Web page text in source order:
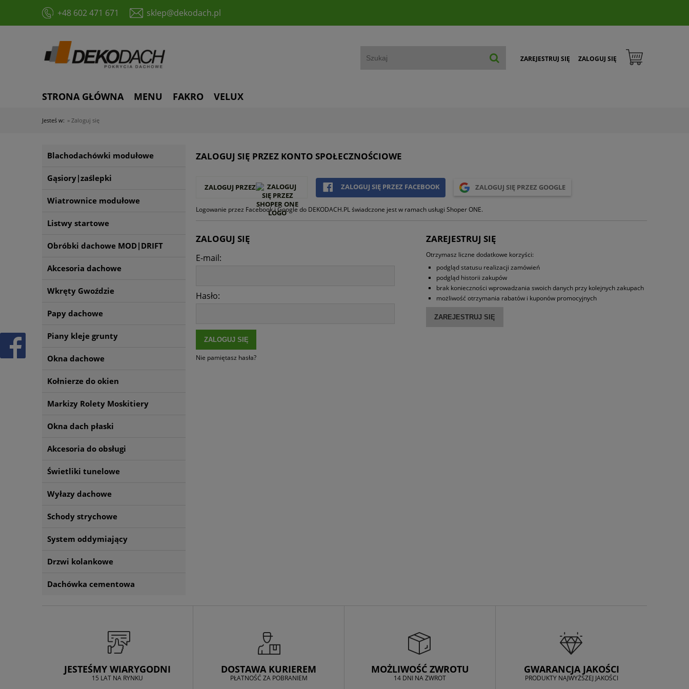
+48 602 471 671 sklep@dekodach.pl
ZAREJESTRUJ SIĘ ZALOGUJ SIĘ
STRONA GŁÓWNA MENU FAKRO VELUX
Jesteś w: » Zaloguj się
Blachodachówki modułowe
Gąsiory|zaślepki
Wiatrownice modułowe
Listwy startowe
Obróbki dachowe MOD|DRIFT
Akcesoria dachowe
Wkręty Gwoździe
Papy dachowe
Piany kleje grunty
Okna dachowe
Kołnierze do okien
Markizy Rolety Moskitiery
Okna dach płaski
Akcesoria do obsługi
Świetliki tunelowe
Wyłazy dachowe
Schody strychowe
System oddymiający
Drzwi kolankowe
Dachówka cementowa
ZALOGUJ SIĘ PRZEZ KONTO SPOŁECZNOŚCIOWE
ZALOGUJ PRZEZ ZALOGUJ SIĘ PRZEZ FACEBOOK ZALOGUJ SIĘ PRZEZ GOOGLE
Logowanie przez Facebook i Google do DEKODACH.PL świadczone jest w ramach usługi Shoper ONE.
ZALOGUJ SIĘ
E-mail:
Hasło:
ZALOGUJ SIĘ
Nie pamiętasz hasła?
ZAREJESTRUJ SIĘ
Otrzymasz liczne dodatkowe korzyści:
podgląd statusu realizacji zamówień
podgląd historii zakupów
brak konieczności wprowadzania swoich danych przy kolejnych zakupach
możliwość otrzymania rabatów i kuponów promocyjnych
ZAREJESTRUJ SIĘ
JESTEŚMY WIARYGODNI
15 LAT NA RYNKU
DOSTAWA KURIEREM
PŁATNOŚĆ ZA POBRANIEM
MOŻLIWOŚĆ ZWROTU
14 DNI NA ZWROT
GWARANCJA JAKOŚCI
PRODUKTY NAJWYŻSZEJ JAKOŚCI